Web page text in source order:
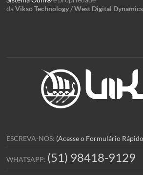
daVikso Technology / West Digital
ESCREVA-NOS: (Acesse o Formulário
WHATSAPP: (51) 98418-9129